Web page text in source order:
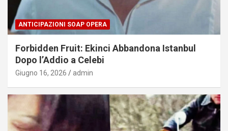
ANTICIPAZIONI SOAP OPERA
Forbidden Fruit: Ekinci Abbandona Istanbul
Dopo l’Addio a Celebi
Giugno 16, 2026 admin